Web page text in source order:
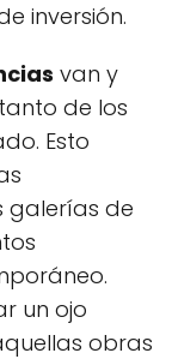
inversión.
van y
de los
Esto
galerías de
un ojo
obras